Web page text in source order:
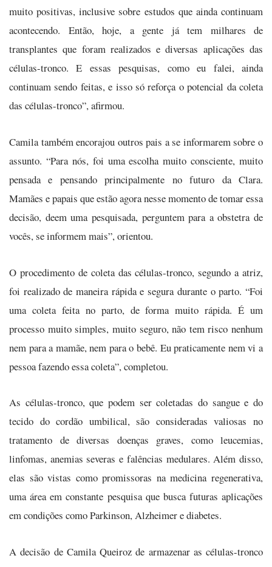
muito positivas, inclusive sobre estudos que ainda continuam
acontecendo. Então, hoje, a gente já tem milhares de
transplantes que foram realizados e diversas aplicações das
células-tronco. E essas pesquisas, como eu falei, ainda
continuam sendo feitas, e isso só reforça o potencial da coleta
das células-tronco”, afirmou.
Camila também encorajou outros pais a se informarem sobre o
assunto. “Para nós, foi uma escolha muito consciente, muito
pensada e pensando principalmente no futuro da Clara.
Mamães e papais que estão agora nesse momento de tomar essa
decisão, deem uma pesquisada, perguntem para a obstetra de
vocês, se informem mais”, orientou.
O procedimento de coleta das células-tronco, segundo a atriz,
foi realizado de maneira rápida e segura durante o parto. “Foi
uma coleta feita no parto, de forma muito rápida. É um
processo muito simples, muito seguro, não tem risco nenhum
nem para a mamãe, nem para o bebê. Eu praticamente nem vi a
pessoa fazendo essa coleta”, completou.
As células-tronco, que podem ser coletadas do sangue e do
tecido do cordão umbilical, são consideradas valiosas no
tratamento de diversas doenças graves, como leucemias,
linfomas, anemias severas e falências medulares. Além disso,
elas são vistas como promissoras na medicina regenerativa,
uma área em constante pesquisa que busca futuras aplicações
em condições como Parkinson, Alzheimer e diabetes.
A decisão de Camila Queiroz de armazenar as células-tronco